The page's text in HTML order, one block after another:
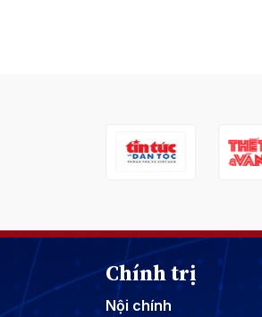
Chính trị
Nội chính